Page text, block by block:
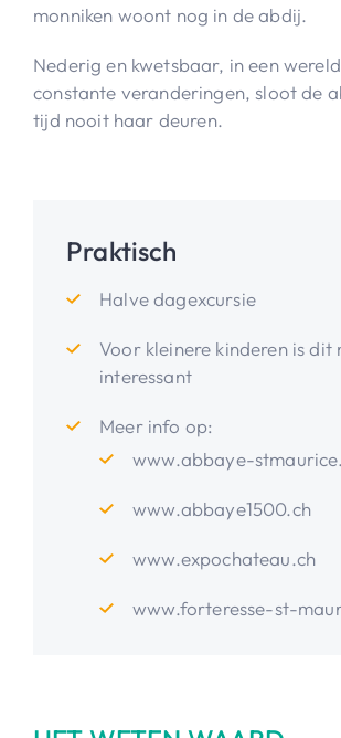
monniken woont nog in de abdij.
Nederig en kwetsbaar, in een
constante veranderingen, sloot de
tijd nooit haar deuren.
Praktisch
Halve dagexcursie
Voor kleinere kinderen is dit
interessant
Meer info op:
www.abbaye-
www.abbaye1500.ch
www.expochateau.ch
www.forteresse-st-